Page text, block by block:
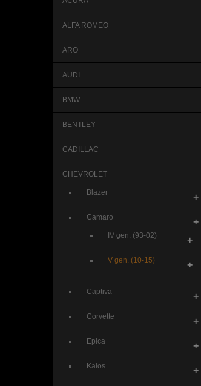
ALFA ROMEO
ARO
AUDI
BMW
BENTLEY
CADILLAC
CHEVROLET
Blazer +
Camaro
IV gen. (93-02) +
V gen. (10-15) +
+
Captiva +
Corvette +
Epica +
Kalos +